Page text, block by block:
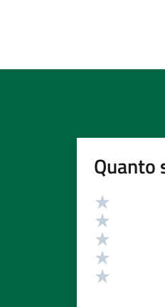
Quanto
Valutazione